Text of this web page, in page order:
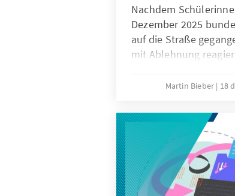
Nachdem
Dezember 2025
auf die Straße
mit Ablehnung
begegnen. Nur wenn
potenzieller
können.
Martin Bieber 18